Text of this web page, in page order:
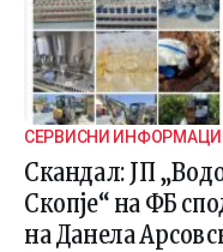
СЕРВИСНИ
ДАНЕЛА
Скандал: ЈП
Скопје“ на ФБ
на Данела